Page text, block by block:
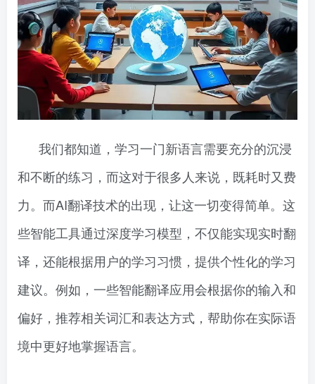
我们都知道，学习一门新语言需要充分的沉浸
和不断的练习，而这对于很多人来说，既耗时又费
力。而AI翻译技术的出现，让这一切变得简单。这
些智能工具通过深度学习模型，不仅能实现实时翻
译，还能根据用户的学习习惯，提供个性化的学习
建议。例如，一些智能翻译应用会根据你的输入和
偏好，推荐相关词汇和表达方式，帮助你在实际语
境中更好地掌握语言。